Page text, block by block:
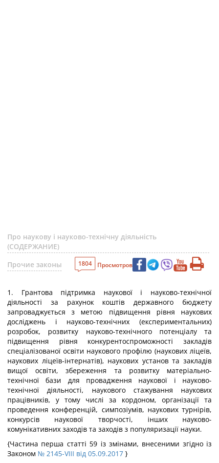
Про наукову і науково-технічну діяльність
(СОДЕРЖАНИЕ)
Прочие законы
1804 Просмотров
1. Грантова підтримка наукової і науково-технічної
діяльності за рахунок коштів державного бюджету
запроваджується з метою підвищення рівня наукових
досліджень і науково-технічних (експериментальних)
розробок, розвитку науково-технічного потенціалу та
підвищення рівня конкурентоспроможності закладів
спеціалізованої освіти наукового профілю (наукових ліцеїв,
наукових ліцеїв-інтернатів), наукових установ та закладів
вищої освіти, збереження та розвитку матеріально-
технічної бази для провадження наукової і науково-
технічної діяльності, наукового стажування наукових
працівників, у тому числі за кордоном, організації та
проведення конференцій, симпозіумів, наукових турнірів,
конкурсів наукової творчості, інших науково-
комунікативних заходів та заходів з популяризації науки.
{Частина перша статті 59 із змінами, внесеними згідно із
Законом № 2145-VIII від 05.09.2017 }